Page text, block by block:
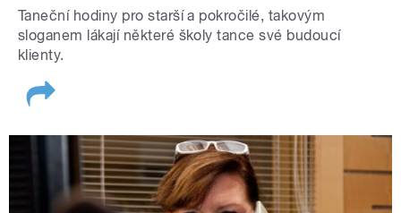
Taneční hodiny pro starší a pokročilé, takovým
sloganem lákají některé školy tance své budoucí
klienty.